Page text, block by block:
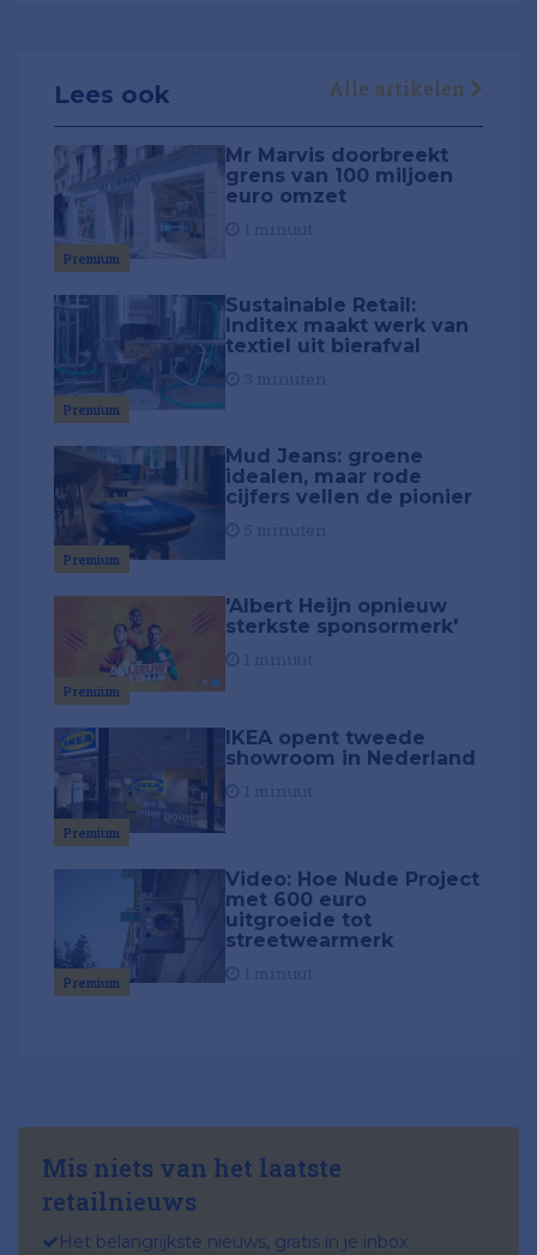
Lees ook Alle artikelen
Premium
Mr Marvis doorbreekt
grens van 100 miljoen
euro omzet
Premium
Sustainable Retail:
Inditex maakt werk van
textiel uit bierafval
Premium
Mud Jeans: groene
idealen, maar rode
cijfers vellen de pionier
Premium
'Albert Heijn opnieuw
sterkste sponsormerk'
Premium
IKEA opent tweede
showroom in Nederland
Premium
Video: Hoe Nude Project
met 600 euro
uitgroeide tot
streetwearmerk
Mis niets van het laatste
retailnieuws
Het belangrijkste nieuws, gratis in je inbox